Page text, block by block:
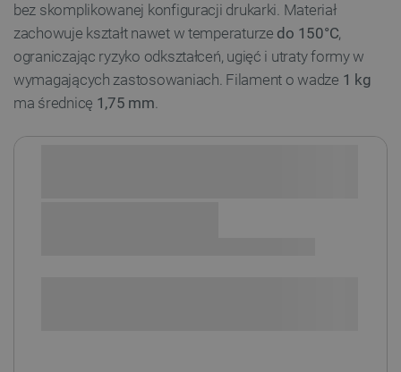
bez skomplikowanej konfiguracji drukarki. Materiał
zachowuje kształt nawet w temperaturze do 150°C,
ograniczając ryzyko odkształceń, ugięć i utraty formy w
wymagających zastosowaniach. Filament o wadze 1 kg
ma średnicę 1,75 mm.